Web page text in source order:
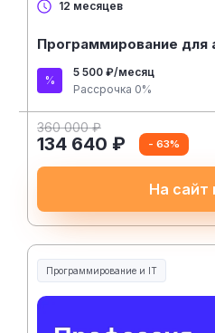
12 месяцев
Программирование для
5 500 ₽/месяц
Рассрочка 0%
360 000 ₽
134 640 ₽ - 63%
На сайт
Программирование и IT